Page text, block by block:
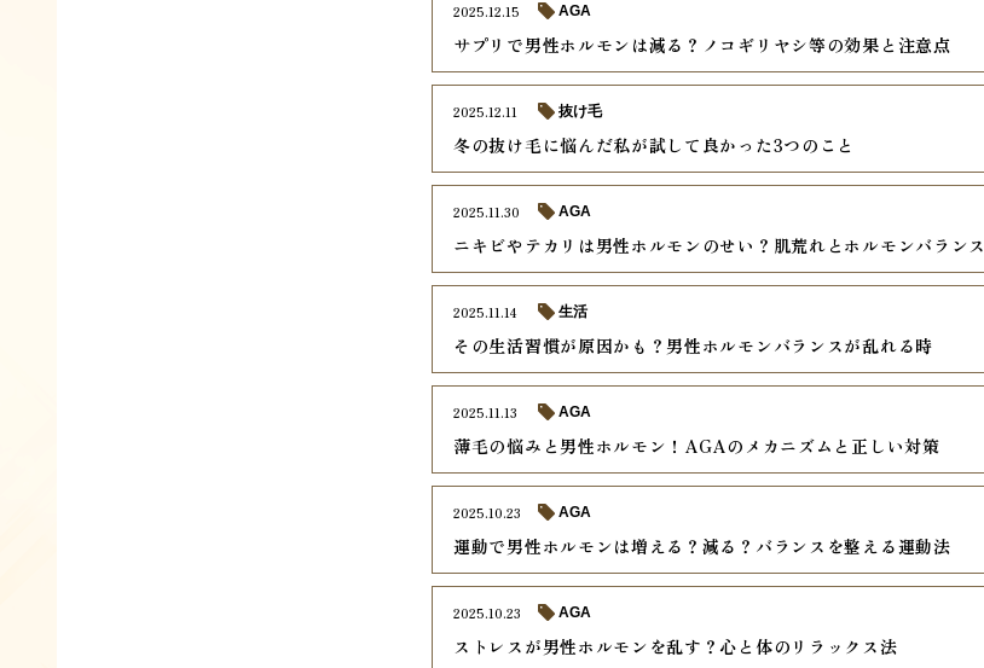
サプリで男性ホルモンは減る？ノコギリヤシ等の効果と注意点
2025.12.15 AGA
冬の抜け毛に悩んだ私が試して良かった3つのこと
2025.12.11 抜け毛
ニキビやテカリは男性ホルモンのせい？肌荒れとホルモンバランス
2025.11.30 AGA
その生活習慣が原因かも？男性ホルモンバランスが乱れる時
2025.11.14 生活
薄毛の悩みと男性ホルモン！AGAのメカニズムと正しい対策
2025.11.13 AGA
運動で男性ホルモンは増える？減る？バランスを整える運動法
2025.10.23 AGA
ストレスが男性ホルモンを乱す？心と体のリラックス法
2025.10.23 AGA